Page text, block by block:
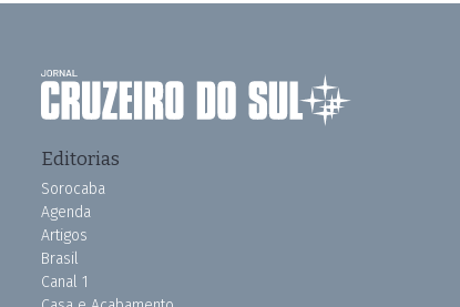
Editorias
Sorocaba
Agenda
Artigos
Brasil
Canal 1